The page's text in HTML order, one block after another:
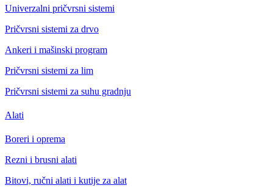
Univerzalni pričvrsni sistemi
Pričvrsni sistemi za drvo
Ankeri i mašinski program
Pričvrsni sistemi za lim
Pričvrsni sistemi za suhu gradnju
Alati
Boreri i oprema
Rezni i brusni alati
Bitovi, ručni alati i kutije za alat